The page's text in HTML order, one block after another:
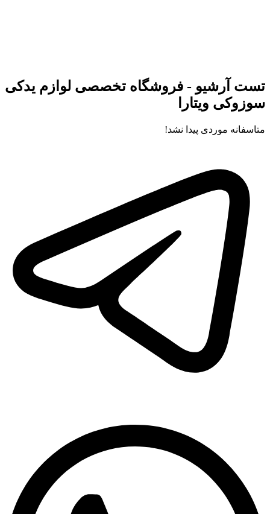
تست آرشیو - فروشگاه تخصصی لوازم یدکی
سوزوکی ویتارا
متاسفانه موردی پیدا نشد!